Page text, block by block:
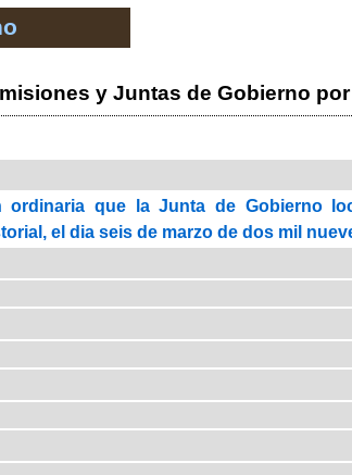
y Juntas de Gobierno
que la Junta de Gobierno
el dia seis de marzo de dos mil